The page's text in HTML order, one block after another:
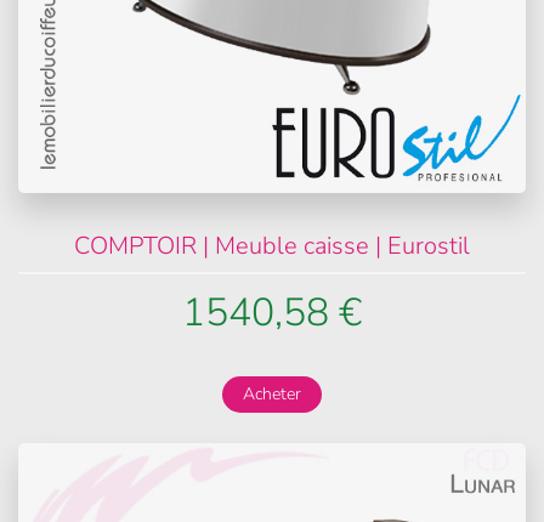
COMPTOIR | Meuble caisse | Eurostil
1540,58 €
Acheter